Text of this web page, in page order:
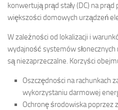
konwertują prąd stały (DC) na
większości domowych urządzeń
W zależności od lokalizacji i
wydajność systemów
są niezaprzeczalne. Korzyści
Oszczędności na rachunkach
wykorzystaniu darmowej
Ochronę środowiska poprzez